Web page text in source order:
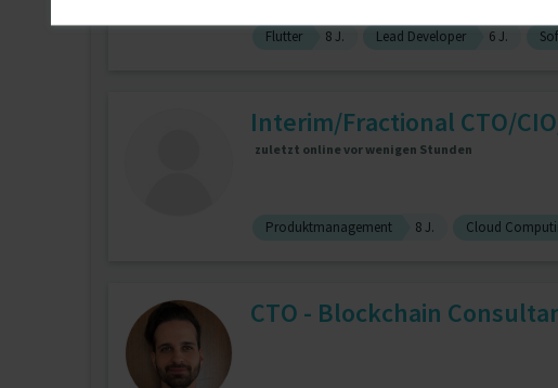
Flutter 8 J. Lead Developer 6 J.
Interim/Fractional CTO/
zuletzt online vor wenigen Stunden
Produktmanagement 8 J. Cloud
CTO - Blockchain